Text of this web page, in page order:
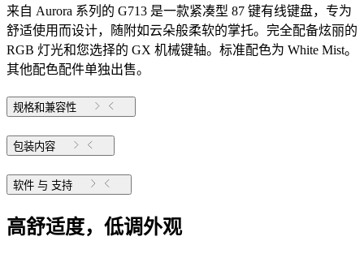
来自 Aurora 系列的 G713 是一款紧凑型 87 键有线键盘，专为
舒适使用而设计，随附如云朵般柔软的掌托。完全配备炫丽的
RGB 灯光和您选择的 GX 机械键轴。标准配色为 White Mist。
其他配色配件单独出售。
规格和兼容性
包装内容
软件 与 支持
高舒适度，低调外观